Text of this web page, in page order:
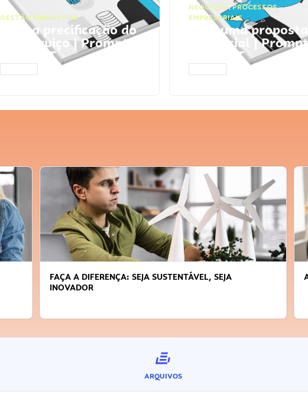
GESTÃO FINANCEIRA
Faça a precificação do
seu serviço | Prompts
ChatGPT
NEGÓCIOS,PROCESSOS
EMPRESARIAIS
Faça uma proposta
comercial |
ChatGPT
FAÇA A DIFERENÇA: SEJA SUSTENTÁVEL, SEJA
INOVADOR
ARQUIVOS